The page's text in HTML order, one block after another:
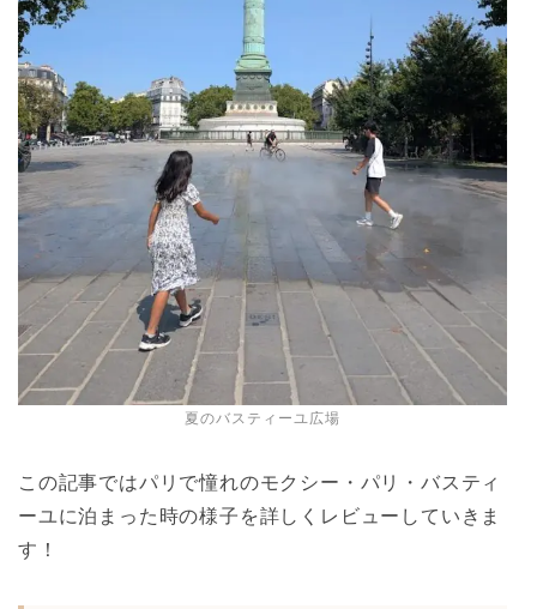
夏のバスティーユ広場
この記事ではパリで憧れのモクシー・パリ・バスティ
ーユに泊まった時の様子を詳しくレビューしていきま
す！